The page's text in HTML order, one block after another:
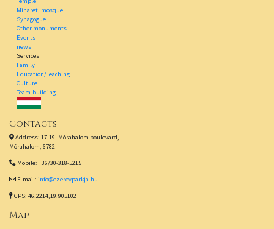
Minaret, mosque
Synagogue
Other monuments
Events
news
Services
Family
Education/Teaching
Culture
Team-building
Contacts
Address: 17-19. Mórahalom boulevard,
Mórahalom, 6782
Mobile: +36/30-318-5215
E-mail: info@ezerevparkja.hu
GPS: 46.2214,19.905102
Map